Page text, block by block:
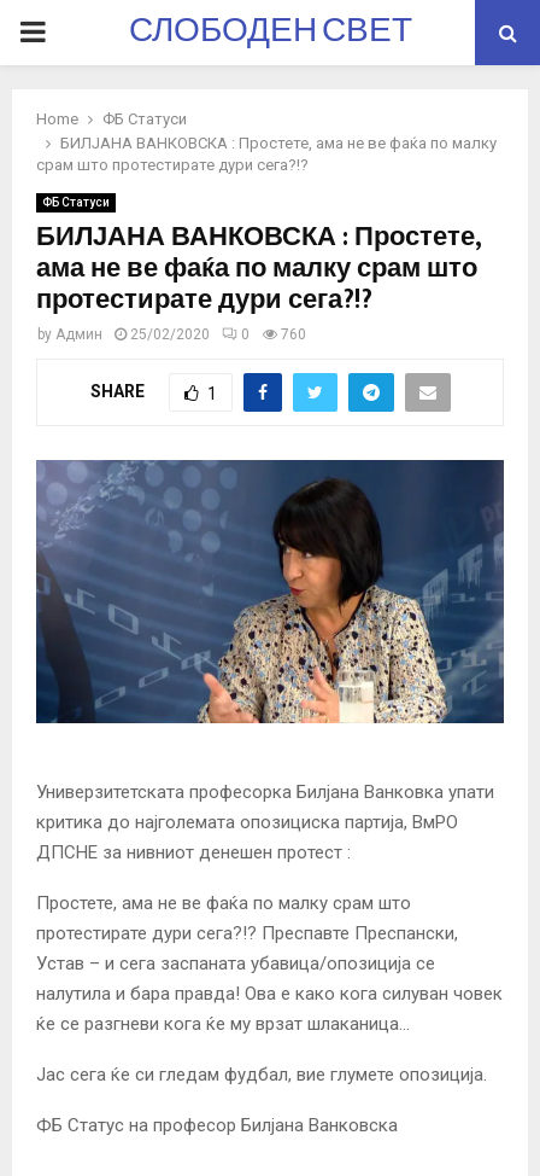
PRIMARYСЛОБОДЕН СВЕТ
Home
ФБ Статуси
БИЛЈАНА ВАНКОВСКА : Простете, ама не ве фаќа по малку
срам што протестирате дури сега?!?
ФБ Статуси
БИЛЈАНА ВАНКОВСКА : Простете,
ама не ве фаќа по малку срам што
протестирате дури сега?!?
by Админ 25/02/2020 0 760
SHARE 1
Универзитетската професорка Билјана Ванковка упати
критика до најголемата опозициска партија, ВмРО
ДПСНЕ за нивниот денешен протест :
Простете, ама не ве фаќа по малку срам што
протестирате дури сега?!? Преспавте Преспански,
Устав – и сега заспаната убавица/опозиција се
налутила и бара правда! Ова е како кога силуван човек
ќе се разгневи кога ќе му врзат шлаканица…
Јас сега ќе си гледам фудбал, вие глумете опозиција.
ФБ Статус на професор Билјана Ванковска